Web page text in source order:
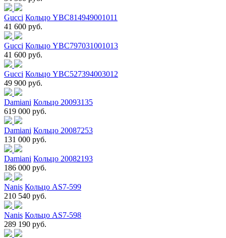
Gucci Кольцо YBC814949001011
41 600 руб.
Gucci Кольцо YBC797031001013
41 600 руб.
Gucci Кольцо YBC527394003012
49 900 руб.
Damiani Кольцо 20093135
619 000 руб.
Damiani Кольцо 20087253
131 000 руб.
Damiani Кольцо 20082193
186 000 руб.
Nanis Кольцо AS7-599
210 540 руб.
Nanis Кольцо AS7-598
289 190 руб.